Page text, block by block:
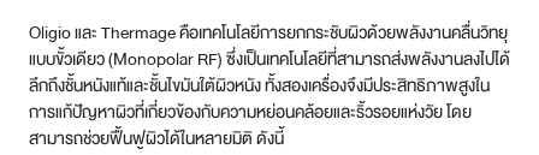
Oligio และ Thermage คือเทคโนโลยีการยกกระชับผิวด้วยพลังงานคลื่นวิทยุ
แบบขั้วเดียว (Monopolar RF) ซึ่งเป็นเทคโนโลยีที่สามารถส่งพลังงานลงไปได้
ลึกถึงชั้นหนังแท้และชั้นไขมันใต้ผิวหนัง ทั้งสองเครื่องจึงมีประสิทธิภาพสูงใน
การแก้ปัญหาผิวที่เกี่ยวข้องกับความหย่อนคล้อยและริ้วรอยแห่งวัย โดย
สามารถช่วยฟื้นฟูผิวได้ในหลายมิติ ดังนี้